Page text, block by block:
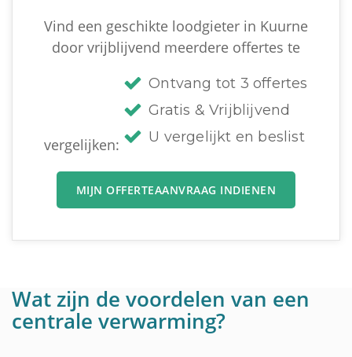
Vind een geschikte loodgieter in Kuurne
door vrijblijvend meerdere offertes te
vergelijken:
Ontvang tot 3 offertes
Gratis & Vrijblijvend
U vergelijkt en beslist
MIJN OFFERTEAANVRAAG INDIENEN
Wat zijn de voordelen van een
centrale verwarming?